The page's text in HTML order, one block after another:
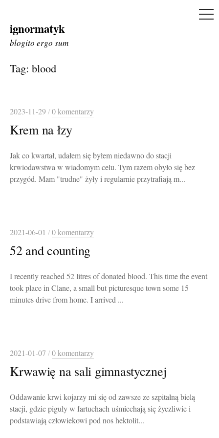
Skip
to
ignormatyk
blogito ergo sum
Tag: blood
2023-11-29/0 komentarzy
Krem na łzy
Jak co kwartał, udałem się byłem niedawno do stacji
krwiodawstwa w wiadomym celu. Tym razem obyło się bez
przygód. Mam "trudne" żyły i regularnie przytrafiają m...
2021-06-01 /0 komentarzy
52 and counting
I recently reached 52 litres of donated blood. This time the event
took place in Clane, a small but picturesque town some 15
minutes drive from home. I arrived ...
2021-01-07 /0 komentarzy
Krwawię na sali gimnastycznej
Oddawanie krwi kojarzy mi się od zawsze ze szpitalną bielą
stacji, gdzie piguły w fartuchach uśmiechają się życzliwie i
podstawiają człowiekowi pod nos hektolit...